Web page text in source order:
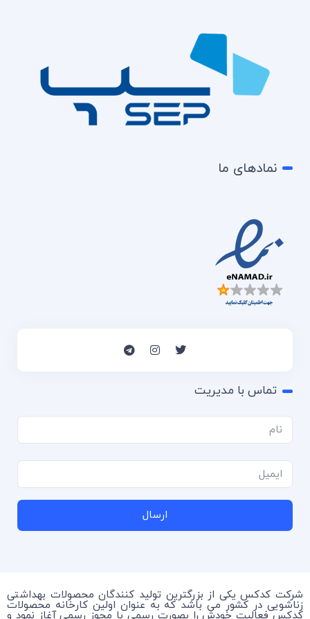
نمادهای ما
تماس با مدیریت
ارسال
شرکت کدکس یکی از بزرگترین تولید کنندگان محصولات بهداشتی
زناشویی در کشور می باشد که به عنوان اولین کارخانه محصولات
کدکس فعالیت خودش را بصورت رسمی با مجوز رسمی آغاز نمود و